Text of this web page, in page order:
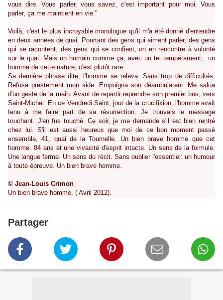
vous dire. Vous parler, vous savez, c'est important pour moi. Vous
parler, ça me maintient en vie."
Voilà, c'est le plus incroyable monologue qu'il m'a été donné d'entendre
en deux années de quai. Pourtant des gens qui aiment parler, des gens
qui se racontent, des gens qui se confient, on en rencontre à volonté
sur le quai. Mais un humain comme ça, avec un tel tempérament, un
homme de cette nature, c'est plutôt rare.
Sa dernière phrase dite, l'homme se releva. Sans trop de difficultés.
Refusa prestement mon aide. Empoigna son déambulateur. Me salua
d'un geste de la main. Avant de repartir reprendre son premier bus, vers
Saint-Michel. En ce Vendredi Saint, jour de la crucifixion, l'homme avait
tenu à me faire part de sa résurrection. Je trouvais le message
touchant. J'en fus touché. Ce soir, je me demande s'il est bien rentré
chez lui. S'il est aussi heureux que moi de ce bon moment passé
ensemble, 41, quai de la Tournelle. Un bien brave homme que cet
homme. 84 ans et une vivacité d'esprit intacte. Un sens de la formule.
Une langue ferme. Un sens du récit. Sans oublier l'essentiel: un humour
à toute épreuve. Un bien brave homme.
© Jean-Louis Crimon
Un bien brave homme. ( Avril 2012).
Partager